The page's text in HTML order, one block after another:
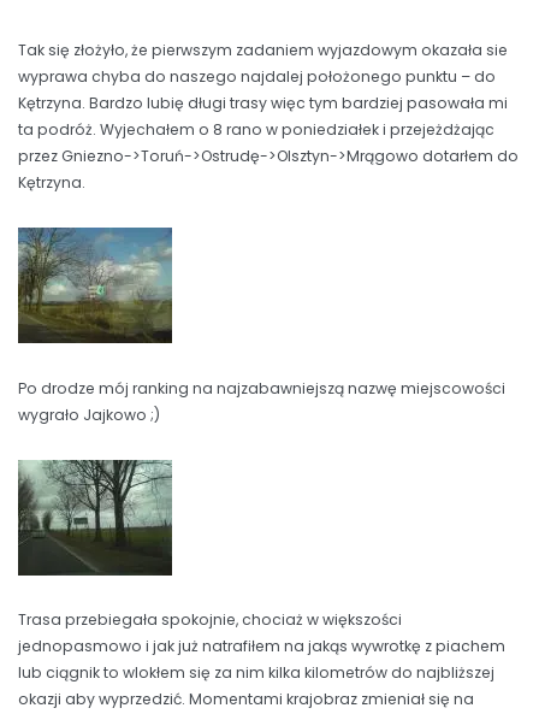
Tak się złożyło, że pierwszym zadaniem wyjazdowym okazała sie
wyprawa chyba do naszego najdalej położonego punktu – do
Kętrzyna. Bardzo lubię długi trasy więc tym bardziej pasowała mi
ta podróż. Wyjechałem o 8 rano w poniedziałek i przejeżdżając
przez Gniezno->Toruń->Ostrudę->Olsztyn->Mrągowo dotarłem do
Kętrzyna.
Po drodze mój ranking na najzabawniejszą nazwę miejscowości
wygrało Jajkowo ;)
Trasa przebiegała spokojnie, chociaż w większości
jednopasmowo i jak już natrafiłem na jakąs wywrotkę z piachem
lub ciągnik to wlokłem się za nim kilka kilometrów do najbliższej
okazji aby wyprzedzić. Momentami krajobraz zmieniał się na